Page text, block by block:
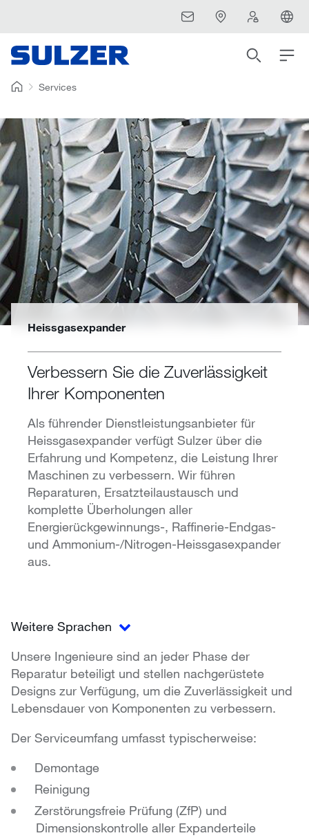
Services
Heissgasexpander
Verbessern Sie die Zuverlässigkeit
Ihrer Komponenten
Als führender Dienstleistungsanbieter für
Heissgasexpander verfügt Sulzer über die
Erfahrung und Kompetenz, die Leistung Ihrer
Maschinen zu verbessern. Wir führen
Reparaturen, Ersatzteilaustausch und
komplette Überholungen aller
Energierückgewinnungs-, Raffinerie-Endgas-
und Ammonium-/Nitrogen-Heissgasexpander
aus.
Weitere Sprachen
Unsere Ingenieure sind an jeder Phase der
Reparatur beteiligt und stellen nachgerüstete
Designs zur Verfügung, um die Zuverlässigkeit und
Lebensdauer von Komponenten zu verbessern.
Der Serviceumfang umfasst typischerweise:
Demontage
Reinigung
Zerstörungsfreie Prüfung (ZfP) und
Dimensionskontrolle aller Expanderteile